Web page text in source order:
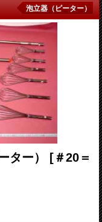
泡立器（ピーター）
ター） [＃20＝